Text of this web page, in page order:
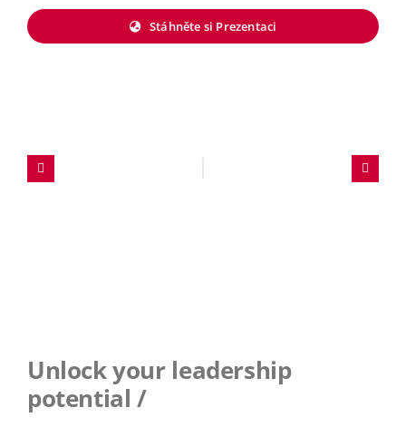
Stáhněte si Prezentaci
Unlock your leadership
potential /